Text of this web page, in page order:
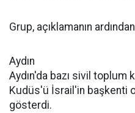
Grup, açıklamanın
Aydın
Aydın'da bazı sivil toplum
Kudüs'ü İsrail'in başkenti
gösterdi.